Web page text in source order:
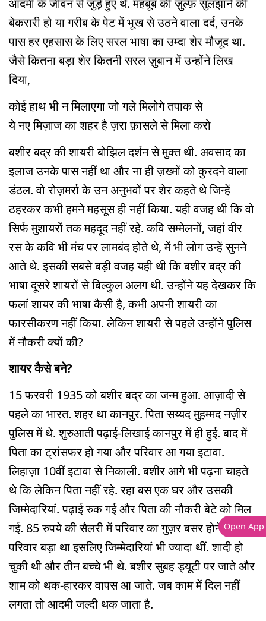
आदमी के जीवन से जुड़े हुए थे. महबूब की ज़ुल्फ़ सुलझाने की
बेकरारी हो या गरीब के पेट में भूख से उठने वाला दर्द, उनके
पास हर एहसास के लिए सरल भाषा का उम्दा शेर मौजूद था.
जैसे कितना बड़ा शेर कितनी सरल ज़ुबान में उन्होंने लिख
दिया,
कोई हाथ भी न मिलाएगा जो गले मिलोगे तपाक से
ये नए मिज़ाज का शहर है ज़रा फ़ासले से मिला करो
बशीर बद्र की शायरी बोझिल दर्शन से मुक्त थी. अवसाद का
इलाज उनके पास नहीं था और ना ही ज़ख्मों को कुरदने वाला
डंठल. वो रोज़मर्रा के उन अनुभवों पर शेर कहते थे जिन्हें
ठहरकर कभी हमने महसूस ही नहीं किया. यही वजह थी कि वो
सिर्फ मुशायरों तक महदूद नहीं रहे. कवि सम्मेलनों, जहां वीर
रस के कवि भी मंच पर लामबंद होते थे, में भी लोग उन्हें सुनने
आते थे. इसकी सबसे बड़ी वजह यही थी कि बशीर बद्र की
भाषा दूसरे शायरों से बिल्कुल अलग थी. उन्होंने यह देखकर कि
फलां शायर की भाषा कैसी है, कभी अपनी शायरी का
फारसीकरण नहीं किया. लेकिन शायरी से पहले उन्होंने पुलिस
में नौकरी क्यों की?
शायर कैसे बने?
15 फरवरी 1935 को बशीर बद्र का जन्म हुआ. आज़ादी से
पहले का भारत. शहर था कानपुर. पिता सय्यद मुहम्मद नज़ीर
पुलिस में थे. शुरुआती पढ़ाई-लिखाई कानपुर में ही हुई. बाद में
पिता का ट्रांसफर हो गया और परिवार आ गया इटावा.
लिहाज़ा 10वीं इटावा से निकाली. बशीर आगे भी पढ़ना चाहते
थे कि लेकिन पिता नहीं रहे. रहा बस एक घर और उसकी
जिम्मेदारियां. पढ़ाई रुक गई और पिता की नौकरी बेटे को मिल
गई. 85 रुपये की सैलरी में परिवार का गुज़र बसर होने लगा.
परिवार बड़ा था इसलिए जिम्मेदारियां भी ज्यादा थीं. शादी हो
चुकी थी और तीन बच्चे भी थे. बशीर सुबह ड्यूटी पर जाते और
शाम को थक-हारकर वापस आ जाते. जब काम में दिल नहीं
लगता तो आदमी जल्दी थक जाता है.
Open App